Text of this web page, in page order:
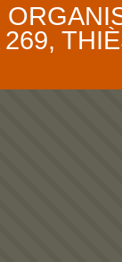
269,